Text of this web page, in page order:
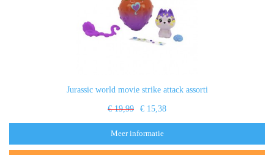
Jurassic world movie strike attack assorti
€ 19,99 € 15,38
Meer informatie